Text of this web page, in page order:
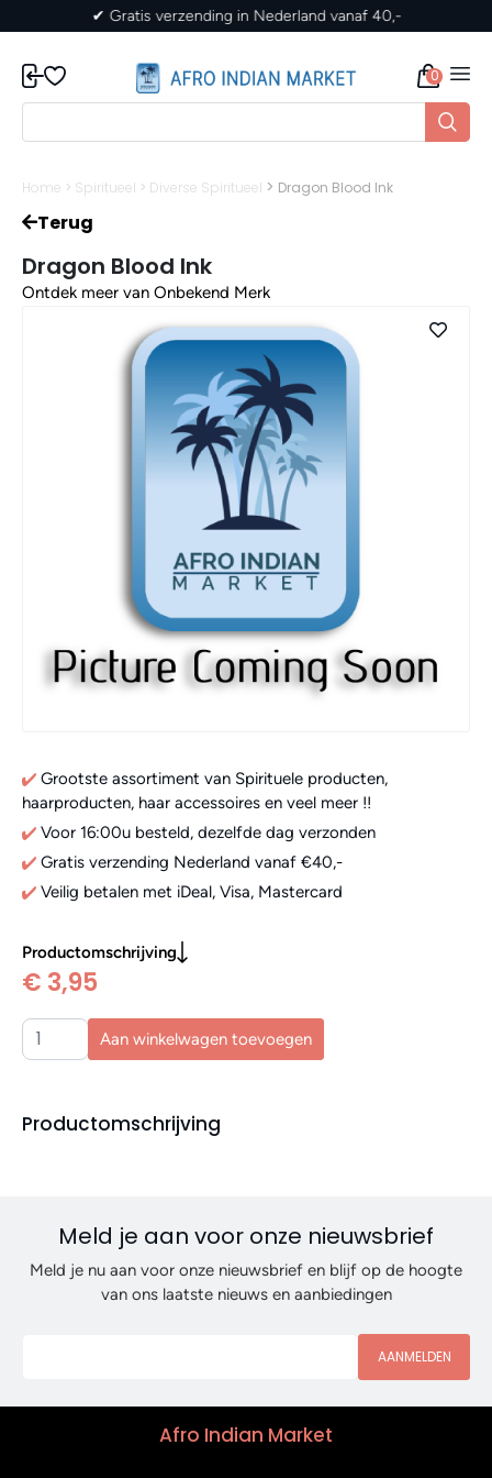
✔ Gratis verzending in Nederland vanaf 40,-
0
Home > Spiritueel > Diverse Spiritueel > Dragon Blood Ink
Terug
Dragon Blood Ink
Ontdek meer van Onbekend Merk
Grootste assortiment van Spirituele producten,
haarproducten, haar accessoires en veel meer !!
Voor 16:00u besteld, dezelfde dag verzonden
Gratis verzending Nederland vanaf €40,-
Veilig betalen met iDeal, Visa, Mastercard
Productomschrijving
€ 3,95
Aan winkelwagen toevoegen
Productomschrijving
Meld je aan voor onze nieuwsbrief
Meld je nu aan voor onze nieuwsbrief en blijf op de hoogte
van ons laatste nieuws en aanbiedingen
AANMELDEN
Afro Indian Market